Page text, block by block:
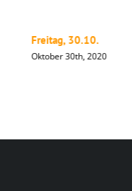
Freitag, 30.10.
Oktober 30th, 2020